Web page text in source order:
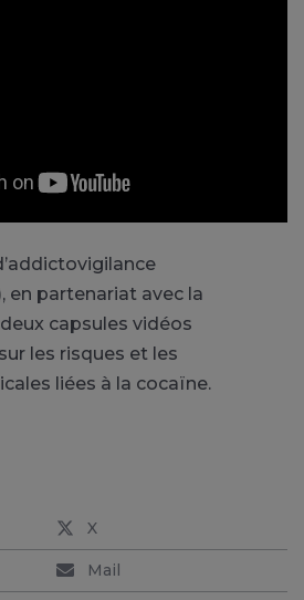
en partenariat avec la
capsules vidéos
les risques et les
liées à la cocaïne.
X
Mail